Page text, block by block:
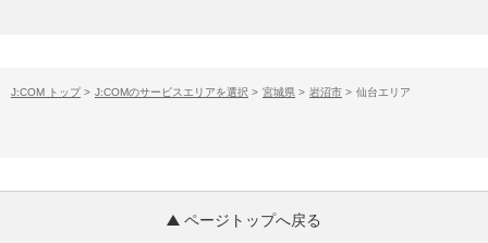
J:COM トップ > J:COMのサービスエリアを選択 > 宮城県 > 岩沼市 > 仙台エリア
ページトップへ戻る